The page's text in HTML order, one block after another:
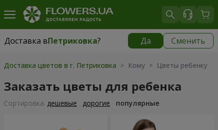
Доставка вПетриковка? Да Сменить
Доставка вПетриковка|
Доставка цветов в г. Петриковка > Кому > Цветы ребенку
Заказать цветы для ребенка
Cортировка: дешевые дорогие популярные